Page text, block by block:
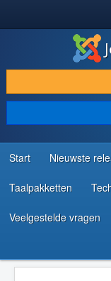
DOWNLOAD & BREID
ONTDEK & LEER
COMMUNITY &
Start Nieuwste
Taalpakketten
Veelgestelde vragen